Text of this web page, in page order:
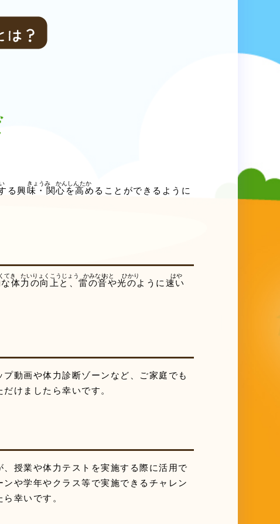
る興味 ・ 関心 を高めることができるように
な体力 の向上と、 雷の音や光のように速い
動画や体力診断ゾーンなど、ご家庭でも
けましたら幸いです。
授業や体力テストを実施する際に活用で
や学年やクラス等で実施できるチャレン
幸いです。